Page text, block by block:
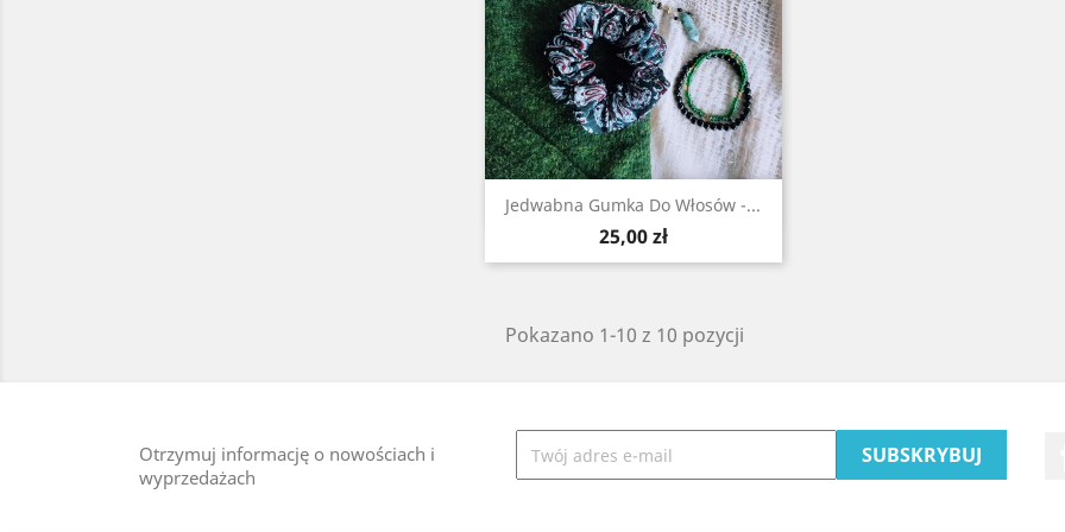
Jedwabna Gumka Do Włosów -...
Cena
25,00 zł
Szybki podgląd
Pokazano 1-10 z 10 pozycji
Otrzymuj informację o nowościach i
wyprzedażach